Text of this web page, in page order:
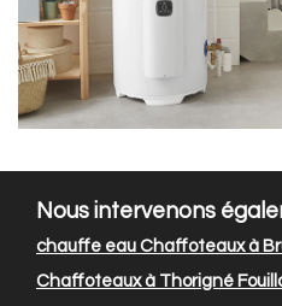
Nous intervenons
chauffe eau Chaffoteaux à
Chaffoteaux à Thorigné